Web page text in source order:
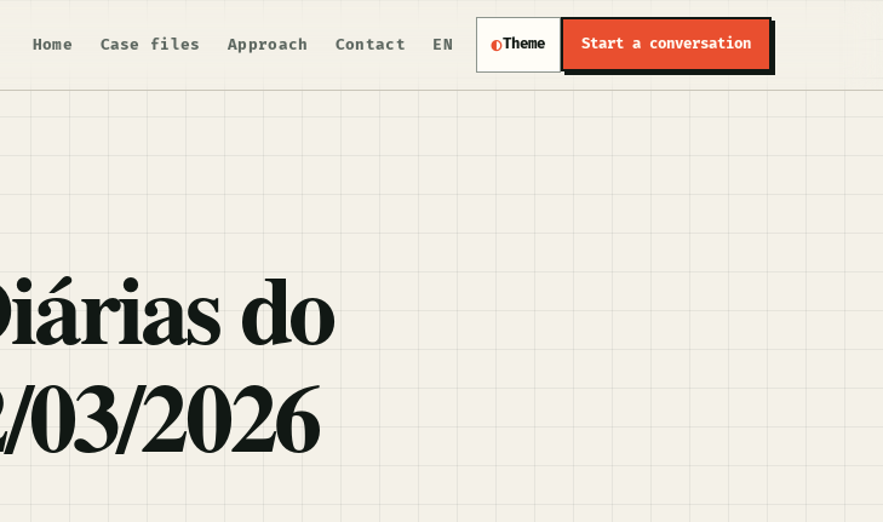
Home Case files Approach Contact EN ◐Theme Start a conversation
do
2026